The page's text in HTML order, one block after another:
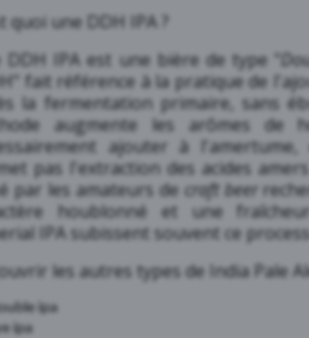
quoi une DDH IPA ?
DDH IPA est une bière de type "
fait référence à la pratique de
la fermentation primaire, sans
augmente les arômes de
ajouter à
pas l'extraction des acides
par les amateurs de craft beer
houblonné et une
IPA subissent souvent ce
les autres types de India Pale
ipa
ipa